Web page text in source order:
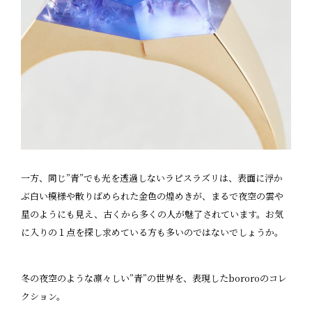
一方、同じ”青”でも光を透過しないラピスラズリは、表面に浮か
ぶ白い模様や散りばめられた金色の煌めきが、まるで夜空の雲や
星のようにも見え、古くから多くの人が魅了されています。お気
に入りの１点を探し求めている方も多いのではないでしょうか。
冬の夜空のような凛々しい”青”の世界を、表現したbororoのコレ
クション。